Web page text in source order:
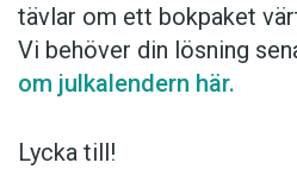
tävlar om ett bokpaket
Vi behöver din lösning
om julkalendern här.
Lycka till!